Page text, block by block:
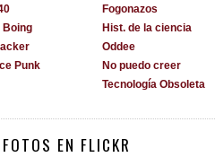
Boing
Punk
Fogonazos
Hist. de la ciencia
Oddee
No puedo creer
Tecnología Obsoleta
EN FLICKR